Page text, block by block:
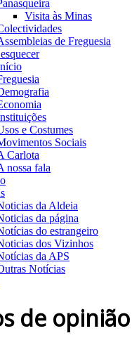
Visita às Minas
de Freguesia
e Costumes
Sociais
Carlota
nossa fala
da Aldeia
da página
do estrangeiro
dos Vizinhos
da APS
Notícias
de opinião